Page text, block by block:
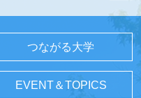
つながる大学
EVENT＆TOPICS